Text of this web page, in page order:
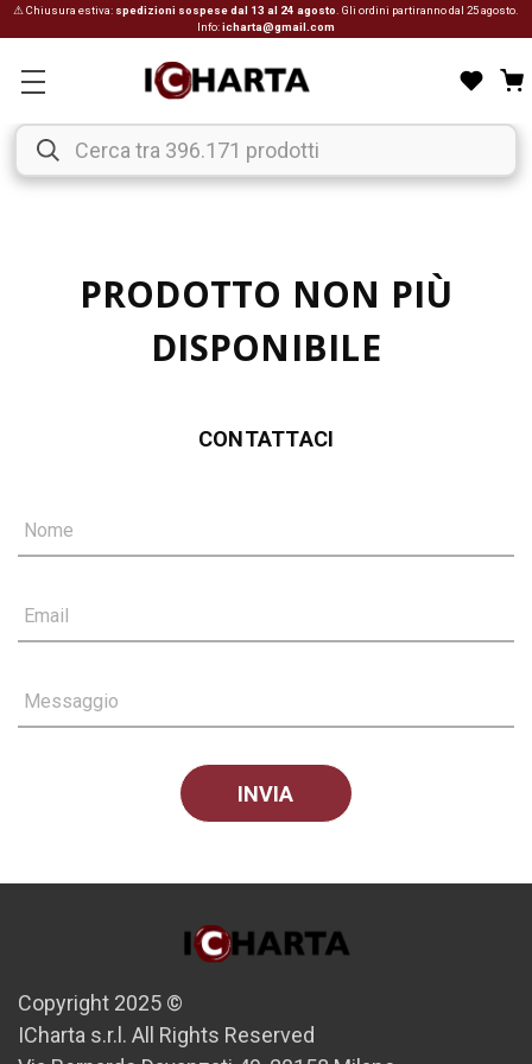
⚠ Chiusura estiva: spedizioni sospese dal 13 al 24 agosto . Gli ordini partiranno dal 25 agosto.
Info:icharta@gmail.com
PRODOTTO NON PIÙ
DISPONIBILE
CONTATTACI
Nome
Email
Messaggio
Copyright 2025 ©
ICharta s.r.l. All Rights Reserved